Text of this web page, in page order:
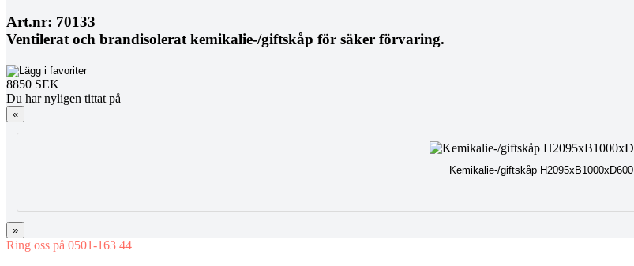
Art.nr: 70133
Ventilerat och brandisolerat kemikalie-/giftskåp för säker förvaring.
8850 SEK
Du har nyligen tittat på
«
Kemikalie-/giftskåp H2095xB1000xD600
»
Ring oss på 0501-163 44